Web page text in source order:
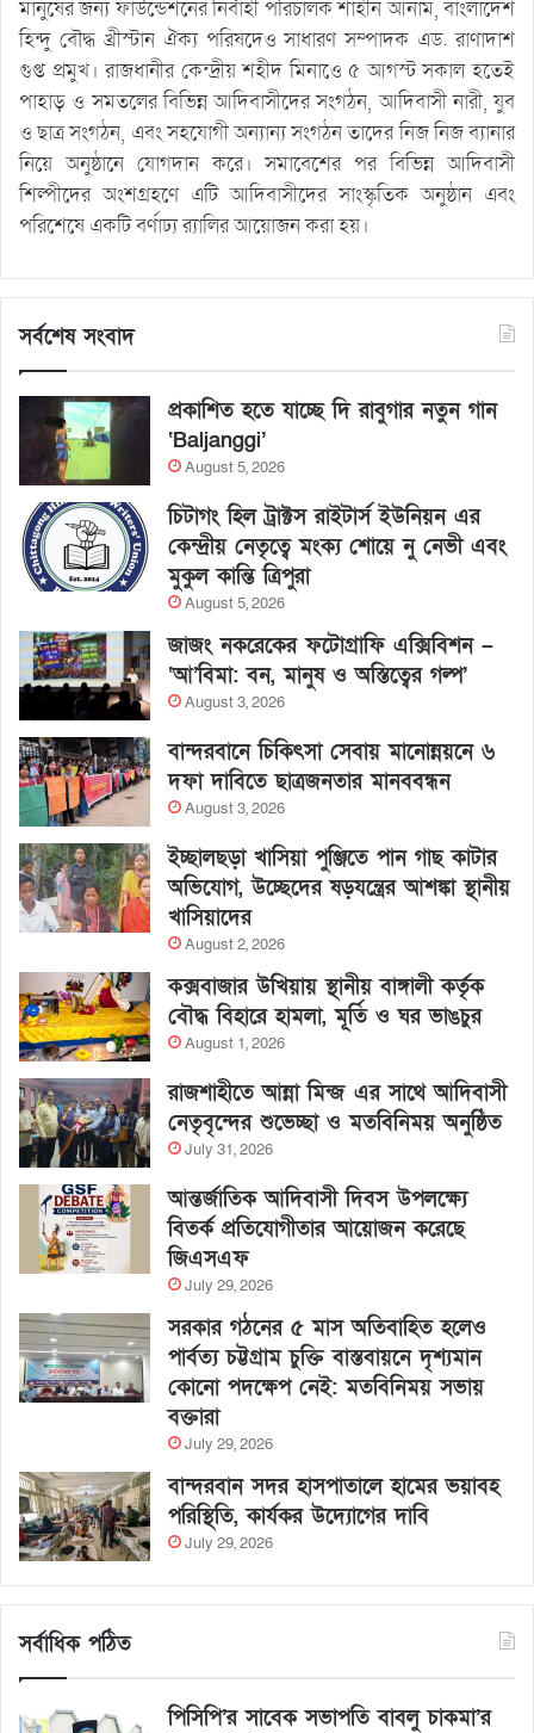
মানুষের জন্য ফাউন্ডেশনের নির্বাহী পরিচালক শাহীন আনাম, বাংলাদেশ
হিন্দু বৌদ্ধ খ্রীস্টান ঐক্য পরিষদেও সাধারণ সম্পাদক এড. রাণাদাশ
গুপ্ত প্রমুখ। রাজধানীর কেন্দ্রীয় শহীদ মিনাওে ৫ আগস্ট সকাল হতেই
পাহাড় ও সমতলের বিভিন্ন আদিবাসীদের সংগঠন, আদিবাসী নারী, যুব
ও ছাত্র সংগঠন, এবং সহযোগী অন্যান্য সংগঠন তাদের নিজ নিজ ব্যানার
নিয়ে অনুষ্ঠানে যোগদান করে। সমাবেশের পর বিভিন্ন আদিবাসী
শিল্পীদের অংশগ্রহণে এটি আদিবাসীদের সাংস্কৃতিক অনুষ্ঠান এবং
পরিশেষে একটি বর্ণাঢ্য র‌্যালির আয়োজন করা হয়।
সর্বশেষ সংবাদ
প্রকাশিত হতে যাচ্ছে দি রাবুগার নতুন গান
‘Baljanggi’
August 5, 2026
চিটাগং হিল ট্রাক্টস রাইটার্স ইউনিয়ন এর
কেন্দ্রীয় নেতৃত্বে মংক্য শোয়ে নু নেভী এবং
মুকুল কান্তি ত্রিপুরা
August 5, 2026
জাজং নকরেকের ফটোগ্রাফি এক্সিবিশন –
‘আ’বিমা: বন, মানুষ ও অস্তিত্বের গল্প’
August 3, 2026
বান্দরবানে চিকিৎসা সেবায় মানোন্নয়নে ৬
দফা দাবিতে ছাত্রজনতার মানববন্ধন
August 3, 2026
ইচ্ছালছড়া খাসিয়া পুঞ্জিতে পান গাছ কাটার
অভিযোগ, উচ্ছেদের ষড়যন্ত্রের আশঙ্কা স্থানীয়
খাসিয়াদের
August 2, 2026
কক্সবাজার উখিয়ায় স্থানীয় বাঙ্গালী কর্তৃক
বৌদ্ধ বিহারে হামলা, মূর্তি ও ঘর ভাঙচুর
August 1, 2026
রাজশাহীতে আন্না মিন্জ এর সাথে আদিবাসী
নেতৃবৃন্দের শুভেচ্ছা ও মতবিনিময় অনুষ্ঠিত
July 31, 2026
আন্তর্জাতিক আদিবাসী দিবস উপলক্ষ্যে
বিতর্ক প্রতিযোগীতার আয়োজন করেছে
জিএসএফ
July 29, 2026
সরকার গঠনের ৫ মাস অতিবাহিত হলেও
পার্বত্য চট্টগ্রাম চুক্তি বাস্তবায়নে দৃশ্যমান
কোনো পদক্ষেপ নেই: মতবিনিময় সভায়
বক্তারা
July 29, 2026
বান্দরবান সদর হাসপাতালে হামের ভয়াবহ
পরিস্থিতি, কার্যকর উদ্যোগের দাবি
July 29, 2026
সর্বাধিক পঠিত
পিসিপি’র সাবেক সভাপতি বাবলু চাকমা’র